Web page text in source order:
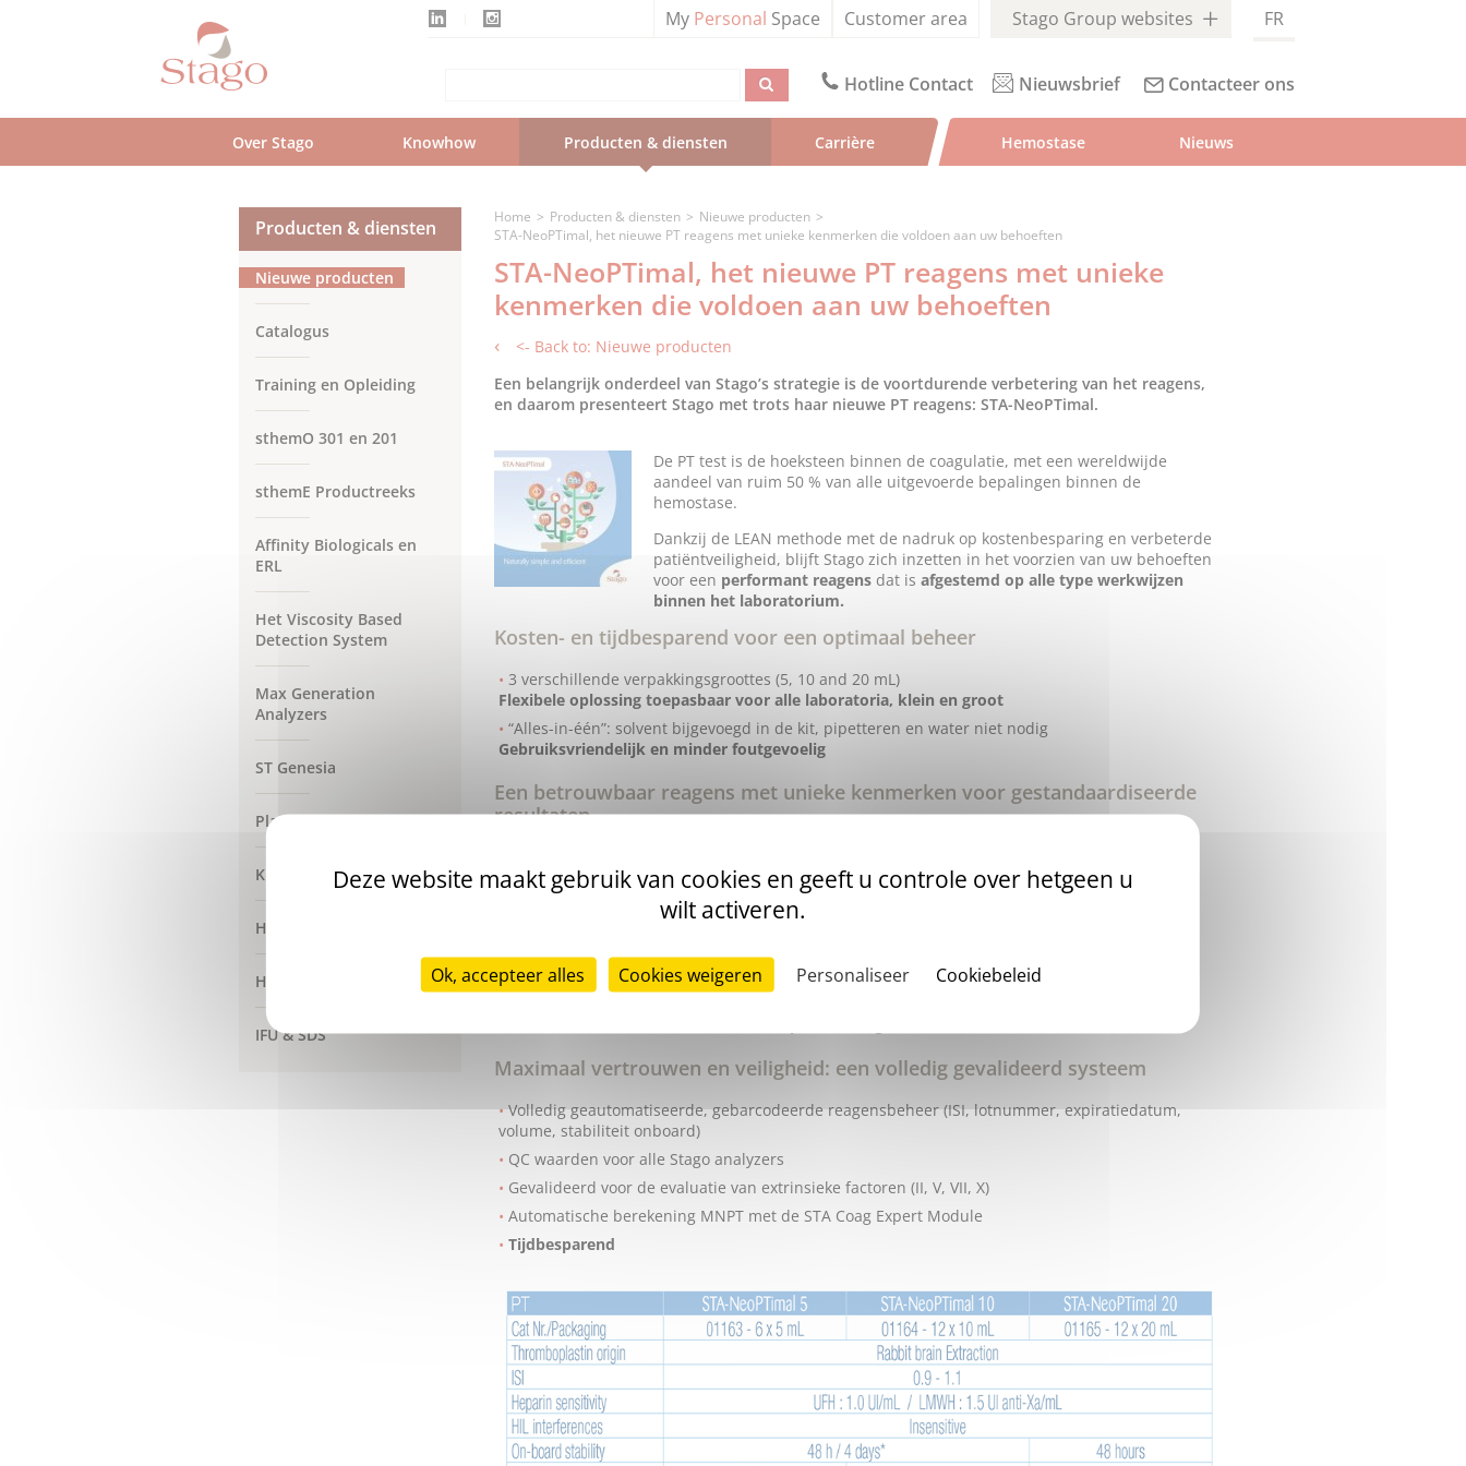
My Personal Space Customer area Stago Group websites FR
Hotline Contact Nieuwsbrief Contacteer ons
Over Stago Knowhow Producten & diensten Carrière Hemostase Nieuws
Producten & diensten
Nieuwe producten
Catalogus
Training en Opleiding
sthemO 301 en 201
sthemE Productreeks
Affinity Biologicals en
ERL
Het Viscosity Based
Detection System
Max Generation
Analyzers
ST Genesia
Platelet Aggregation Line
Klantenservice van Stago
Het Stago HIT portfolio
Hemosonics Quantra
IFU & SDS
Home Producten & diensten
Nieuwe producten
STA-NeoPTimal, het nieuwe PT reagens met unieke kenmerken die voldoen aan uw behoeften
STA-NeoPTimal, het nieuwe PT reagens met unieke
kenmerken die voldoen aan uw behoeften
<- Back to: Nieuwe producten
Een belangrijk onderdeel van Stago’s strategie is de voortdurende verbetering van het reagens,
en daarom presenteert Stago met trots haar nieuwe PT reagens: STA-NeoPTimal.
De PT test is de hoeksteen binnen de coagulatie, met een wereldwijde
aandeel van ruim 50 % van alle uitgevoerde bepalingen binnen de
hemostase.
Dankzij de LEAN methode met de nadruk op kostenbesparing en verbeterde
patiëntveiligheid, blijft Stago zich inzetten in het voorzien van uw behoeften
voor een performant reagens dat isafgestemd op alle type werkwijzen
binnen het laboratorium.
Kosten- en tijdbesparend voor een optimaal beheer
3 verschillende verpakkingsgroottes (5, 10 and20 mL)
Flexibele oplossing toepasbaar voor alle laboratoria, klein en groot
“Alles-in-één”: solvent bijgevoegd in de kit, pipetteren en water niet nodig
Gebruiksvriendelijk en minder foutgevoelig
Een betrouwbaar reagens met unieke kenmerken voor gestandaardiseerde
resultaten
Optimale gevoeligheid voor veranderingen in concentraties van factoren
Consistente INR resultaten voor betere opvolging van patiënten met VKA behandeling
samples)
Garandeert nauwkeurige resultaten
Maximaal vertrouwen en veiligheid: een volledig gevalideerd systeem
Volledig geautomatiseerde, gebarcodeerde reagensbeheer (ISI, lotnummer, expiratiedatum,
volume, stabiliteit onboard)
QC waarden voor alle Stago analyzers
Gevalideerd voor de evaluatie van extrinsieke factoren (II, V, VII, X)
Automatische berekening MNPT met de STA Coag Expert Module
Tijdbesparend
Deze website maakt gebruik van cookies en geeft u controle over hetgeen u
wilt activeren.
Ok, accepteer alles Cookies weigeren Personaliseer Cookiebeleid